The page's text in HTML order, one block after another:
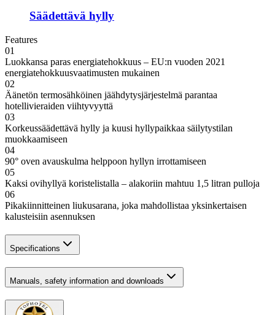
Säädettävä hylly
Features
01
Luokkansa paras energiatehokkuus – EU:n vuoden 2021
energiatehokkuusvaatimusten mukainen
02
Äänetön termosähköinen jäähdytysjärjestelmä parantaa
hotellivieraiden viihtyvyyttä
03
Korkeussäädettävä hylly ja kuusi hyllypaikkaa säilytystilan
muokkaamiseen
04
90° oven avauskulma helppoon hyllyn irrottamiseen
05
Kaksi ovihyllyä koristelistalla – alakoriin mahtuu 1,5 litran pulloja
06
Pikakiinnitteinen liukusarana, joka mahdollistaa yksinkertaisen
kalusteisiin asennuksen
Specifications
Manuals, safety information and downloads